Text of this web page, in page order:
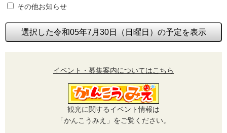
その他お知らせ
選択した令和05年7月30日（日曜日）の予定を表示
イベント・募集案内についてはこちら
観光に関するイベント情報は
「かんこうみえ」をご覧ください。